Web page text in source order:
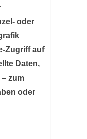
oder
Zugriff auf
Daten,
zum
oder